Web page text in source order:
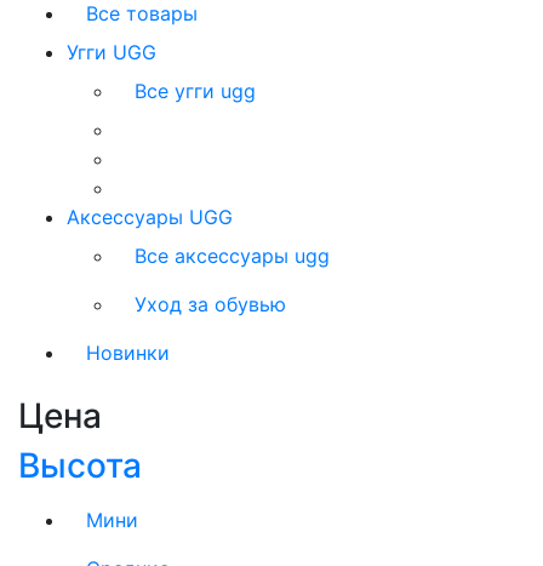
Все товары
Угги UGG
Все угги ugg
Аксессуары UGG
Все аксессуары ugg
Уход за обувью
Новинки
Цена
Высота
Мини